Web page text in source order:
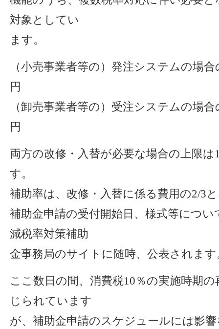
対象としてい
ます。
（小売事業者等の）発注システムの場
円
（卸売事業者等の）受注システムの場
円
両方の改修・入替が必要な場合の上限は
す。
補助率は、改修・入替に係る費用の2/3
補助金申請の受付開始日、様式等につ
減税率対策補助
金事務局のサイトに随時、公表されます
ここ数日の間、消費税10％の実施時期
じられています
が、補助金申請のスケジュールには影